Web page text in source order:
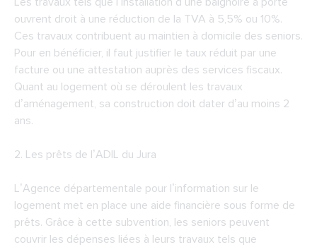
ouvrent droit à une réduction de la TVA à 5,5% ou 10%.
Ces travaux contribuent au maintien à domicile des seniors.
Pour en bénéficier, il faut justifier le taux réduit par une
facture ou une attestation auprès des services fiscaux.
Quant au logement où se déroulent les travaux
d’aménagement, sa construction doit dater d’au moins 2
ans.
2. Les prêts de l’ADIL du Jura
L’Agence départementale pour l’information sur le
logement met en place une aide financière sous forme de
prêts. Grâce à cette subvention, les seniors peuvent
couvrir les dépenses liées à leurs travaux tels que